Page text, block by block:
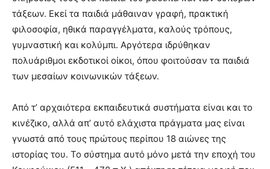
τάξεων. Εκεί τα παιδιά μάθαιναν γραφή, πρακτική
φιλοσοφία, ηθικά παραγγέλματα, καλούς τρόπους,
γυμναστική και κολύμπι. Αργότερα ιδρύθηκαν
πολυάριθμοι εκδοτικοί οίκοι, όπου φοιτούσαν τα παιδιά
των μεσαίων κοινωνικών τάξεων.
Από τ’ αρχαιότερα εκπαιδευτικά συστήματα είναι και το
κινέζικο, αλλά απ’ αυτό ελάχιστα πράγματα μας είναι
γνωστά από τους πρώτους περίπου 18 αιώνες της
ιστορίας του. Το σύστημα αυτό μόνο μετά την εποχή του